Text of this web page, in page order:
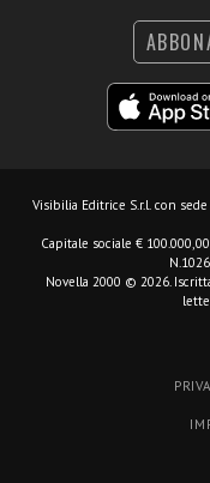
Visibilia Editrice S.r.l. con
Capitale sociale € 100.000,00
Novella 2000 © 2026.